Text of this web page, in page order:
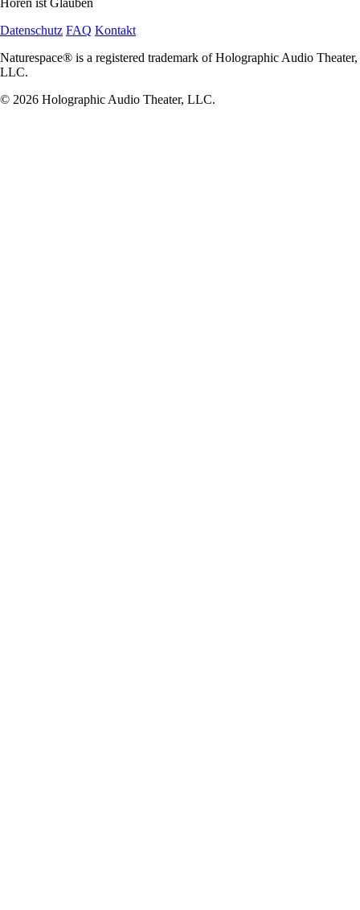
Hören ist Glauben
Datenschutz FAQ Kontakt
Naturespace® is a registered trademark of Holographic Audio Theater,
LLC.
© 2026 Holographic Audio Theater, LLC.